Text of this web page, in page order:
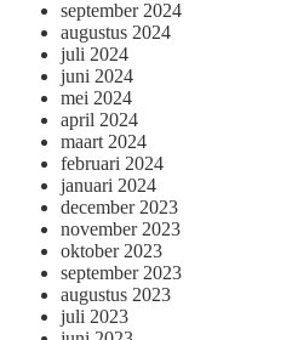
september 2024
augustus 2024
juli 2024
juni 2024
mei 2024
april 2024
maart 2024
februari 2024
januari 2024
december 2023
november 2023
oktober 2023
september 2023
augustus 2023
juli 2023